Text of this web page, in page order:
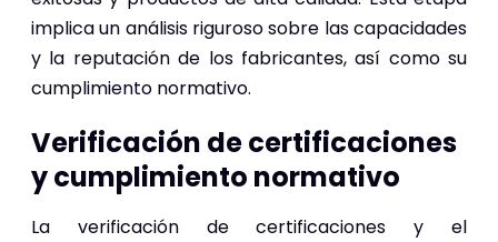
implica un análisis riguroso sobre las capacidades
y la reputación de los fabricantes, así como su
cumplimiento normativo.
Verificación de certificaciones
y cumplimiento normativo
La verificación de certificaciones y el